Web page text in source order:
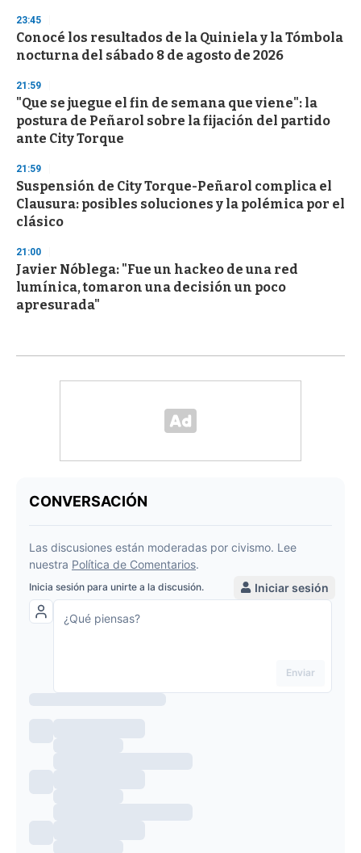
23:45
Conocé los resultados de la Quiniela y la Tómbola
nocturna del sábado 8 de agosto de 2026
21:59
"Que se juegue el fin de semana que viene": la
postura de Peñarol sobre la fijación del partido
ante City Torque
21:59
Suspensión de City Torque-Peñarol complica el
Clausura: posibles soluciones y la polémica por el
clásico
21:00
Javier Nóblega: "Fue un hackeo de una red
lumínica, tomaron una decisión un poco
apresurada"